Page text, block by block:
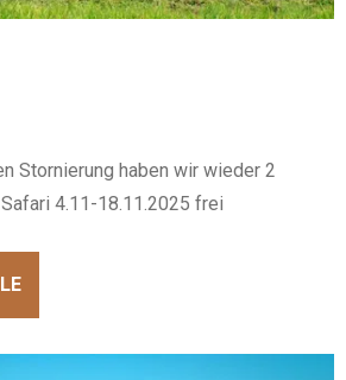
Stornierung haben wir wieder 2
4.11-18.11.2025 frei